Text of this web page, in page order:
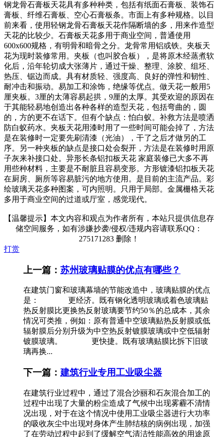
钢龙骨石膏板天花具有多种种类，包括有纸面石膏板、装饰石
膏板、纤维石膏板、空心石膏板条。市面上有多种规格。以目
前来看，使用轻钢龙骨石膏板天花作隔断墙的多，用来作造型
天花的比较少。石膏板天花多用于商业空间，普通使用
600x600规格，有明骨和暗骨之分。龙骨常用铝或铁。夹板天
花为现时装修常用。夹板（也叫胶合板），是将原木经蒸煮软
化后，沿年轮切成大张薄片，通过干燥、整理、涂胶、组坯、
热压、锯边而成。具有材质轻、强度高、良好的弹性和韧性、
耐冲击和振动。易加工和涂饰，绝缘等优点。做天花一般用5
厘夹板。3厘的太薄容易起拱，9厘的太厚。其受欢迎的原因在
于其能轻易地创造出各种各样的造型天花，包括弯曲的，圆
的，方的更不在话下。但有个缺点：怕白蚁。补救方法是喷洒
防白蚁药水。夹板天花用漆时用了一些时间可能会掉了，方法
是在装修时一定要先刷清漆（光油），干了之后才做另的工
序。另一种夹板的缺点是接口处会裂开，方法是在装修时用原
子灰来补接口处。异形长条铝扣板天花 家庭装修已大多不再
用些种材料，主要是不耐脏且容易变形。方形镀漆铝扣板天花
在厨房、厕所等容易脏污的地方使用。是目前的主流产品。彩
绘玻璃天花多种图案，可内照明。只用于局部。金属栅格天花
多用于商业空间的过道或厅室，感觉现代。
【温馨提示】本文内容和观点为作者所有，本站只提供信息存
储空间服务，如有涉嫌抄袭/侵权/违规内容请联系QQ：
275171283 删除！
打赏
上一篇： 苏州玻璃贴膜的优点有哪些？
在建筑门窗和玻璃幕墙的节能改造中，玻璃贴膜的优点
是： 更经济。既有钢化透明玻璃或着色玻璃贴
热反射膜比更换热反射玻璃要节约50％的总成本，其余
情况可类推，例如：原有普通中空玻璃贴热反射膜或低
辐射膜后分别升级为中空热反射镀膜玻璃或中空低辐射
镀膜玻璃。 更快捷。既有玻璃贴膜比拆下旧玻
璃再换...
下一篇： 建筑行业专用工业吸尘器
在建筑行业过程中，通过了混合沙丽和石灰混合加工的
过程中出现了大量的粉尘造成了气候中出现雾霾不清情
况出现，对于在这个情况中使用工业吸尘器进行大功率
的吸收灰尘中出现对身体产生肺结核的病例出现，加强
了在劳动过程中起到了缓解空气清洁性能高效的用途原